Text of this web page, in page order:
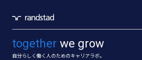
together we grow
自分らしく働く人のためのキャリアラボ。